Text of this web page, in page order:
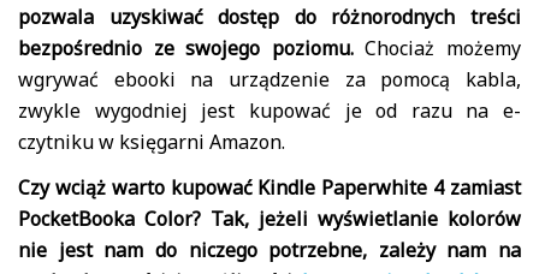
pozwala uzyskiwać dostęp do różnorodnych treści
bezpośrednio ze swojego poziomu.Chociaż możemy
wgrywać ebooki na urządzenie za pomocą kabla,
zwykle wygodniej jest kupować je od razu na e-
czytniku w księgarni Amazon.
Czy wciąż warto kupować Kindle Paperwhite 4 zamiast
PocketBooka Color? Tak, jeżeli wyświetlanie kolorów
nie jest nam do niczego potrzebne, zależy nam na